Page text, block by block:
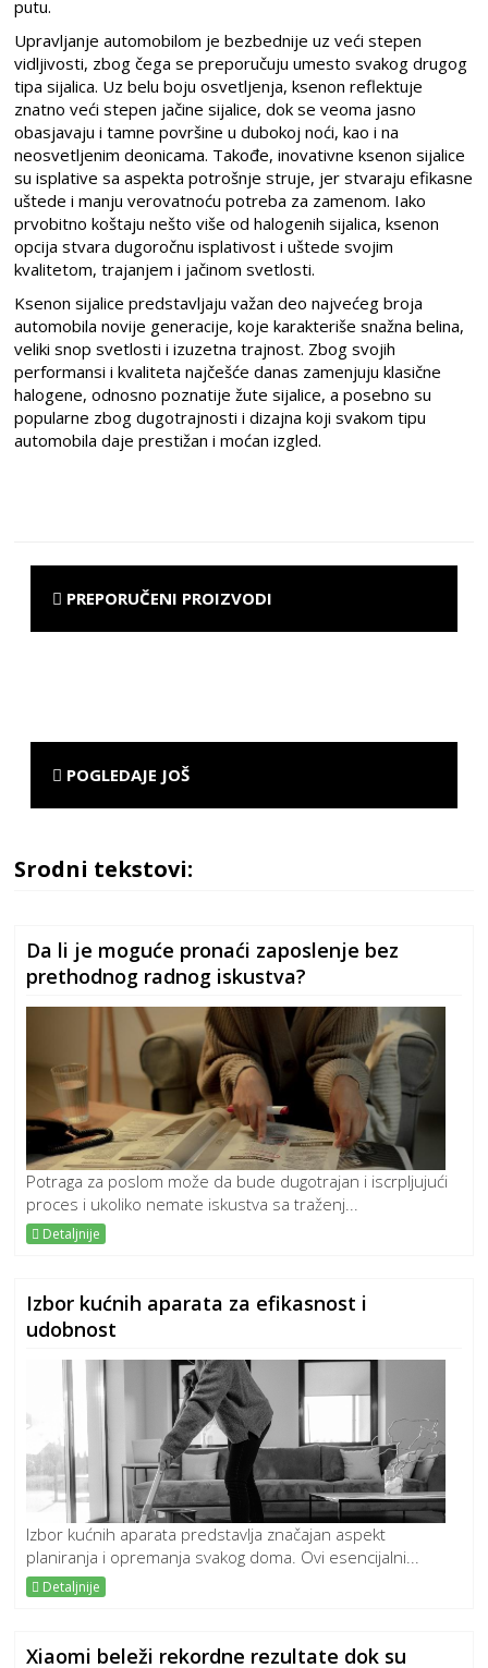
putu.
Upravljanje automobilom je bezbednije uz veći stepen
vidljivosti, zbog čega se preporučuju umesto svakog drugog
tipa sijalica. Uz belu boju osvetljenja, ksenon reflektuje
znatno veći stepen jačine sijalice, dok se veoma jasno
obasjavaju i tamne površine u dubokoj noći, kao i na
neosvetljenim deonicama. Takođe, inovativne ksenon sijalice
su isplative sa aspekta potrošnje struje, jer stvaraju efikasne
uštede i manju verovatnoću potreba za zamenom. Iako
prvobitno koštaju nešto više od halogenih sijalica, ksenon
opcija stvara dugoročnu isplativost i uštede svojim
kvalitetom, trajanjem i jačinom svetlosti.
Ksenon sijalice predstavljaju važan deo najvećeg broja
automobila novije generacije, koje karakteriše snažna belina,
veliki snop svetlosti i izuzetna trajnost. Zbog svojih
performansi i kvaliteta najčešće danas zamenjuju klasične
halogene, odnosno poznatije žute sijalice, a posebno su
popularne zbog dugotrajnosti i dizajna koji svakom tipu
automobila daje prestižan i moćan izgled.
PREPORUČENI PROIZVODI
POGLEDAJE JOŠ
Srodni tekstovi:
Da li je moguće pronaći zaposlenje bez
prethodnog radnog iskustva?
Potraga za poslom može da bude dugotrajan i iscrpljujući
proces i ukoliko nemate iskustva sa traženj...
Detaljnije
Izbor kućnih aparata za efikasnost i
udobnost
Izbor kućnih aparata predstavlja značajan aspekt
planiranja i opremanja svakog doma. Ovi esencijalni...
Detaljnije
Xiaomi beleži rekordne rezultate dok su